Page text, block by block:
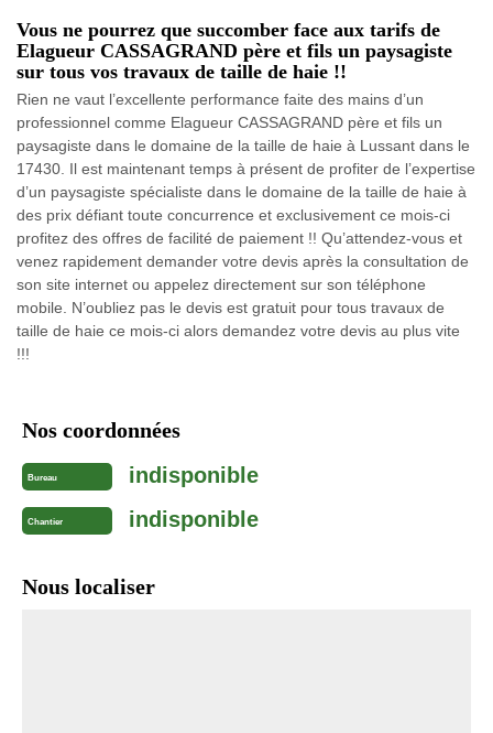
Vous ne pourrez que succomber face aux tarifs de
Elagueur CASSAGRAND père et fils un paysagiste
sur tous vos travaux de taille de haie !!
Rien ne vaut l’excellente performance faite des mains d’un
professionnel comme Elagueur CASSAGRAND père et fils un
paysagiste dans le domaine de la taille de haie à Lussant dans le
17430. Il est maintenant temps à présent de profiter de l’expertise
d’un paysagiste spécialiste dans le domaine de la taille de haie à
des prix défiant toute concurrence et exclusivement ce mois-ci
profitez des offres de facilité de paiement !! Qu’attendez-vous et
venez rapidement demander votre devis après la consultation de
son site internet ou appelez directement sur son téléphone
mobile. N’oubliez pas le devis est gratuit pour tous travaux de
taille de haie ce mois-ci alors demandez votre devis au plus vite
!!!
Nos coordonnées
Bureau indisponible
Chantier indisponible
Nous localiser